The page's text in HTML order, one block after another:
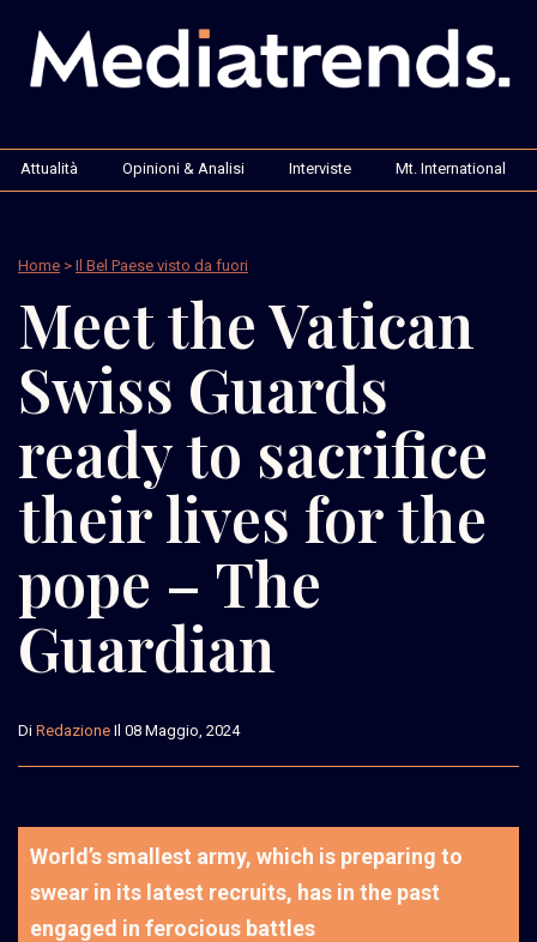
Attualità Opinioni & Analisi Interviste Mt. International
Home > Il Bel Paese visto da fuori
Meet the Vatican
Swiss Guards
ready to sacrifice
their lives for the
pope – The
Guardian
Di Redazione Il 08 Maggio, 2024
World’s smallest army, which is preparing to
swear in its latest recruits, has in the past
engaged in ferocious battles